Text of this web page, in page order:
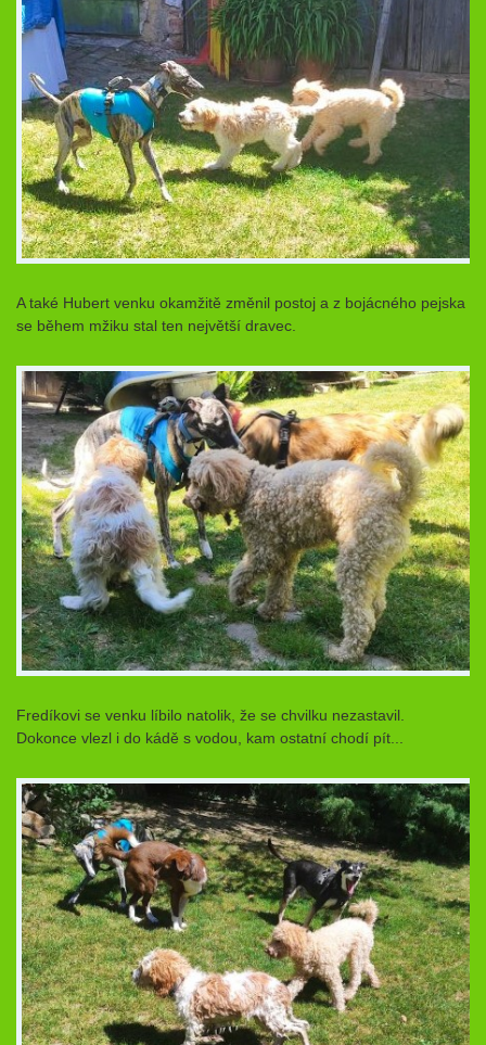
A také Hubert venku okamžitě změnil postoj a z bojácného pejska
se během mžiku stal ten největší dravec.
Fredíkovi se venku líbilo natolik, že se chvilku nezastavil.
Dokonce vlezl i do kádě s vodou, kam ostatní chodí pít...